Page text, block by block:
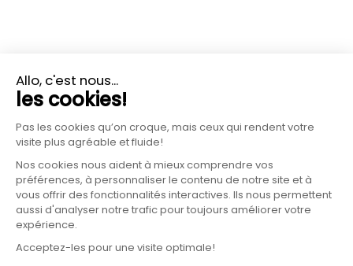
PLUS D'INFORMATIONS?